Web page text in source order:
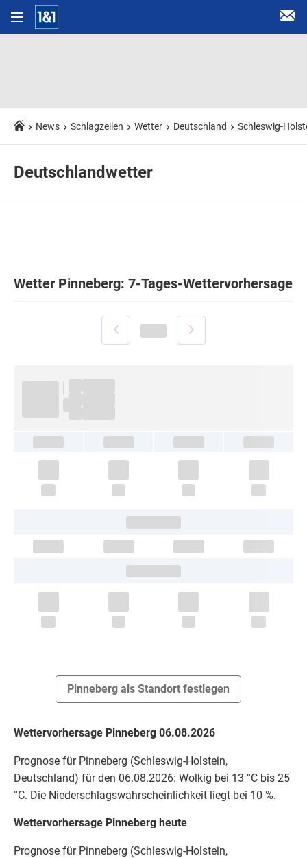
News Schlagzeilen Wetter Deutschland Schleswig-
Deutschlandwetter
Wetter Pinneberg: 7-Tages-Wettervorhersage
Pinneberg als Standort festlegen
Wettervorhersage Pinneberg 06.08.2026
Prognose für Pinneberg (Schleswig-Holstein,
Deutschland) für den 06.08.2026: Wolkig bei 13 °C bis 25
°C. Die Niederschlagswahrscheinlichkeit liegt bei 10 %.
Wettervorhersage Pinneberg heute
Prognose für Pinneberg (Schleswig-Holstein,